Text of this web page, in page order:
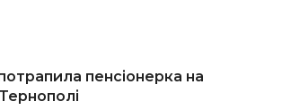
пенсіонерка на